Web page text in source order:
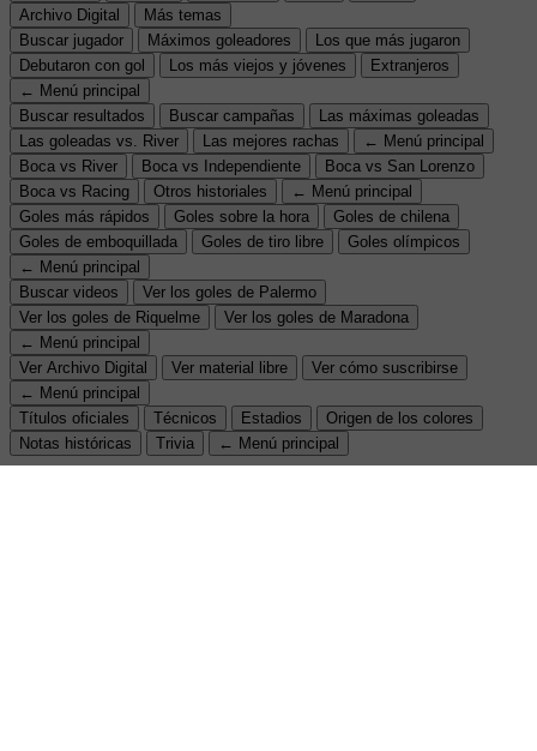
Archivo Digital
Más temas
Buscar jugador
Máximos goleadores
Los que más jugaron
Debutaron con gol
Los más viejos y jóvenes
Extranjeros
← Menú principal
Buscar resultados
Buscar campañas
Las máximas goleadas
Las goleadas vs. River
Las mejores rachas
← Menú principal
Boca vs River
Boca vs Independiente
Boca vs San Lorenzo
Boca vs Racing
Otros historiales
← Menú principal
Goles más rápidos
Goles sobre la hora
Goles de chilena
Goles de emboquillada
Goles de tiro libre
Goles olímpicos
← Menú principal
Buscar videos
Ver los goles de Palermo
Ver los goles de Riquelme
Ver los goles de Maradona
← Menú principal
Ver Archivo Digital
Ver material libre
Ver cómo suscribirse
← Menú principal
Títulos oficiales
Técnicos Estadios
Origen de los colores
Notas históricas
Trivia ← Menú principal